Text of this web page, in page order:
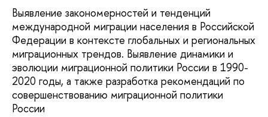
Выявление закономерностей и тенденций
международной миграции населения в Российской
Федерации в контексте глобальных и региональных
миграционных трендов. Выявление динамики и
эволюции миграционной политики России в 1990-
2020 годы, а также разработка рекомендаций по
совершенствованию миграционной политики
России